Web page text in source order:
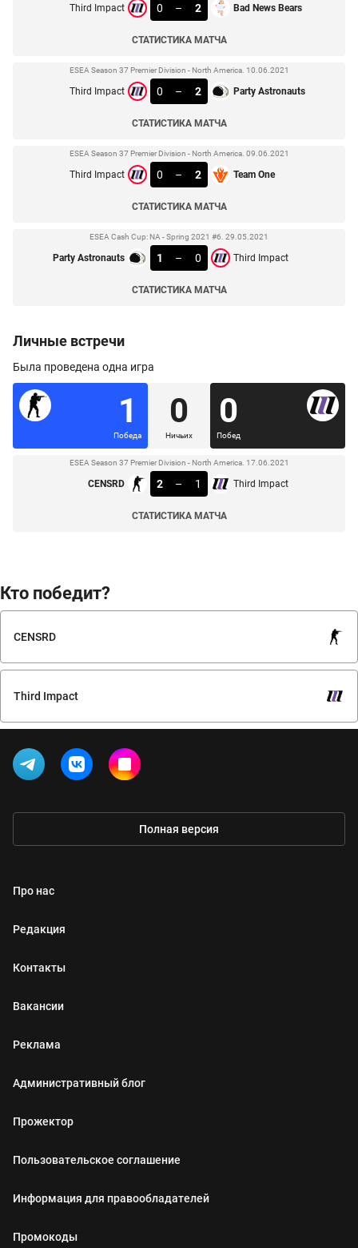
Кто победит?
CENSRD
Third Impact
Third Impact 0 – 2 Bad News Bears
СТАТИСТИКА МАТЧА
ESEA Season 37 Premier Division - North America. 10.06.2021
Third Impact 0 – 2 Party Astronauts
СТАТИСТИКА МАТЧА
ESEA Season 37 Premier Division - North America. 09.06.2021
Third Impact 0 – 2 Team One
СТАТИСТИКА МАТЧА
ESEA Cash Cup: NA - Spring 2021 #6. 29.05.2021
Party Astronauts 1 – 0 Third Impact
СТАТИСТИКА МАТЧА
Личные встречи
Была проведена одна игра
1
Победа
0
Ничьих
0
Побед
ESEA Season 37 Premier Division - North America. 17.06.2021
CENSRD 2 – 1 Third Impact
СТАТИСТИКА МАТЧА
Полная версия
Про нас
Редакция
Контакты
Вакансии
Реклама
Административный блог
Прожектор
Пользовательское соглашение
Информация для правообладателей
Промокоды